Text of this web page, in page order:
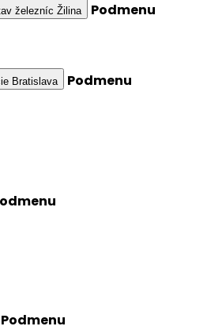
železníc Žilina
Podmenu
Bratislava
Podmenu
Podmenu